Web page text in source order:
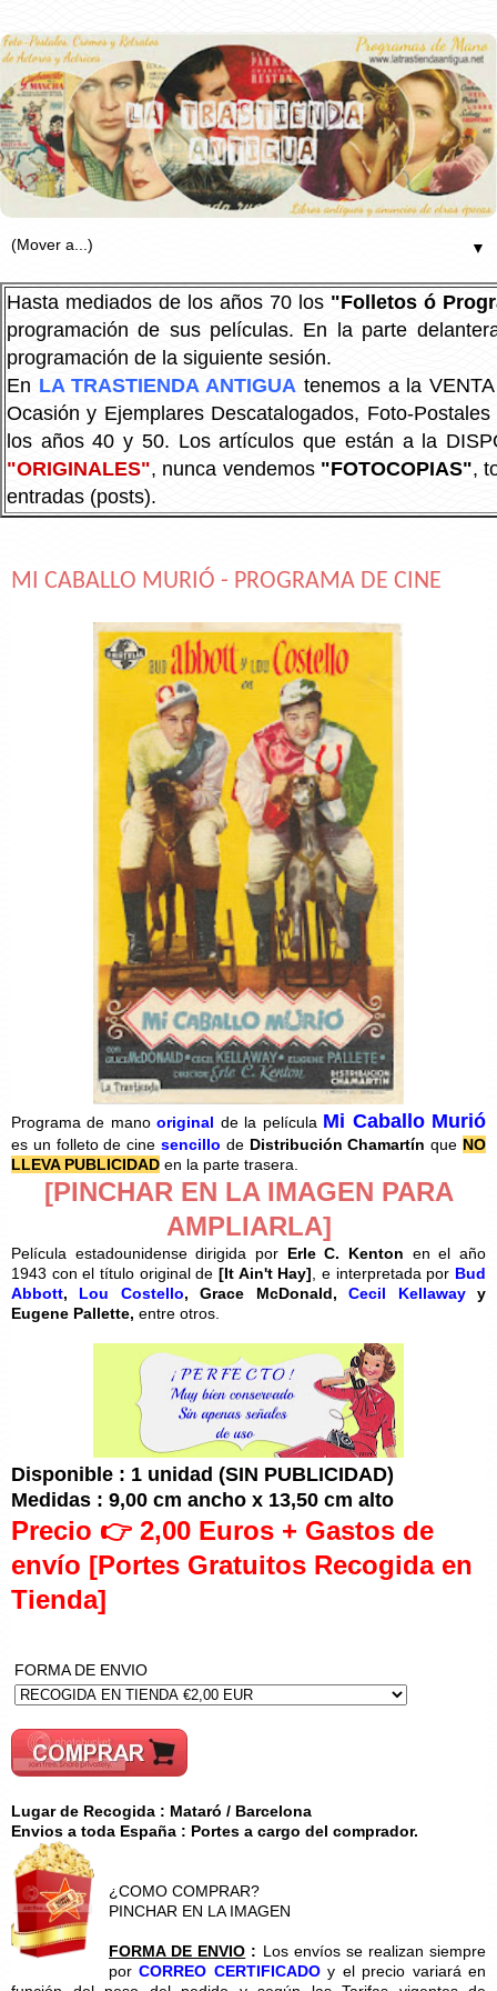
▼
Hasta mediados de los años 70 los "Folletos ó
programación de sus películas. En la parte
programación de la siguiente sesión.
En LA TRASTIENDA ANTIGUA tenemos a la
Ocasión y Ejemplares Descatalogados, Foto-
los años 40 y 50. Los artículos que están a la
"ORIGINALES", nunca vendemos "FOTOCOPIAS",
entradas (posts).
MI CABALLO MURIÓ - PROGRAMA DE CINE
Programa de manooriginal de la película Mi Caballo Murió
es un folleto de cine sencillo de Distribución Chamartínque NO
LLEVA PUBLICIDAD en la parte trasera.
[PINCHAR EN LA IMAGEN PARA
AMPLIARLA]
Película estadounidense dirigida por Erle C. Kenton en el año
1943 con el título original de [It Ain't Hay] , e interpretada por Bud
Abbott, Lou Costello, Grace McDonald,Cecil Kellawayy
Eugene Pallette, entre otros.
Disponible : 1 unidad (SIN PUBLICIDAD)
Medidas : 9,00 cm ancho x 13,50 cm alto
Precio 👉 2,00 Euros + Gastos de
envío [Portes Gratuitos Recogida en
Tienda]
FORMA DE ENVIO
Lugar de Recogida : Mataró / Barcelona
Envios a toda España : Portes a cargo del comprador.
¿COMO COMPRAR?
PINCHAR EN LA IMAGEN
FORMA DE ENVIO : Los envíos se realizan siempre
porCORREO CERTIFICADOy el precio variará en